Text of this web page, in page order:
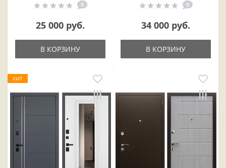
0
25 000 руб.
В КОРЗИНУ
0
34 000 руб.
В КОРЗИНУ
ХИТ